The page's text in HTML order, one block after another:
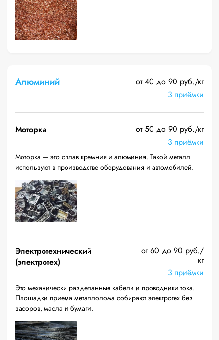
Алюминий
от 40 до 90 руб./кг
3 приёмки
Моторка
от 50 до 90 руб./кг
3 приёмки
Моторка — это сплав кремния и алюминия. Такой металл
используют в производстве оборудования и автомобилей.
Электротехнический
(электротех)
от 60 до 90 руб./
кг
3 приёмки
Это механически разделанные кабели и проводники тока.
Площадки приема металлолома собирают электротех без
засоров, масла и бумаги.